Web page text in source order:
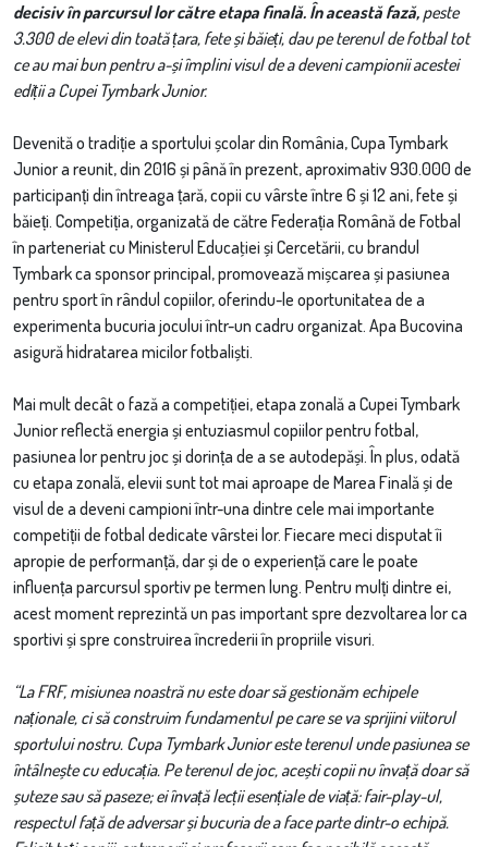
decisiv în parcursul lor către etapa finală. În această fază, peste
3.300 de elevi din toată țara, fete și băieți, dau pe terenul de fotbal tot
ce au mai bun pentru a-și împlini visul de a deveni campionii acestei
ediții a Cupei Tymbark Junior.
Devenită o tradiție a sportului școlar din România, Cupa Tymbark
Junior a reunit, din 2016 și până în prezent, aproximativ 930.000 de
participanți din întreaga țară, copii cu vârste între 6 și 12 ani, fete și
băieți. Competiția, organizată de către Federația Română de Fotbal
în parteneriat cu Ministerul Educaţiei și Cercetării, cu brandul
Tymbark ca sponsor principal, promovează mișcarea și pasiunea
pentru sport în rândul copiilor, oferindu-le oportunitatea de a
experimenta bucuria jocului într-un cadru organizat. Apa Bucovina
asigură hidratarea micilor fotbaliști.
Mai mult decât o fază a competiției, etapa zonală a Cupei Tymbark
Junior reflectă energia și entuziasmul copiilor pentru fotbal,
pasiunea lor pentru joc și dorința de a se autodepăși. În plus, odată
cu etapa zonală, elevii sunt tot mai aproape de Marea Finală și de
visul de a deveni campioni într-una dintre cele mai importante
competiții de fotbal dedicate vârstei lor. Fiecare meci disputat îi
apropie de performanță, dar și de o experiență care le poate
influența parcursul sportiv pe termen lung. Pentru mulți dintre ei,
acest moment reprezintă un pas important spre dezvoltarea lor ca
sportivi și spre construirea încrederii în propriile visuri.
“La FRF, misiunea noastră nu este doar să gestionăm echipele
naționale, ci să construim fundamentul pe care se va sprijini viitorul
sportului nostru. Cupa Tymbark Junior este terenul unde pasiunea se
întâlnește cu educația. Pe terenul de joc, acești copii nu învață doar să
șuteze sau să paseze; ei învață lecții esențiale de viață: fair-play-ul,
respectul față de adversar și bucuria de a face parte dintr-o echipă.